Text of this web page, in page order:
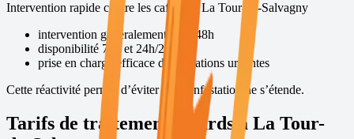
Intervention rapide contre les cafards àLa Tour-de-Salvagny
intervention généralement sous 48h
disponibilité 7j/7 et 24h/24
prise en charge efficace des situations urgentes
Cette réactivité permet d’éviter que l’infestation ne s’étende.
Tarifs de traitement cafards à La Tour-